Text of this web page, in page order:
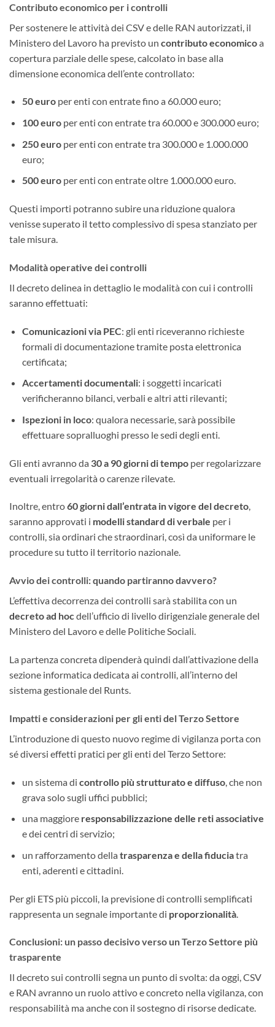
Contributo economico per i controlli
Per sostenere le attività dei CSV e delle RAN autorizzati, il
Ministero del Lavoro ha previsto un contributo economicoa
copertura parziale delle spese, calcolato in base alla
dimensione economica dell’ente controllato:
50 europer enti con entrate fino a 60.000 euro;
100 europer enti con entrate tra 60.000 e 300.000 euro;
250 europer enti con entrate tra 300.000 e 1.000.000
euro;
500 europer enti con entrate oltre 1.000.000 euro.
Questi importi potranno subire una riduzione qualora
venisse superato il tetto complessivo di spesa stanziato per
tale misura.
Modalità operative dei controlli
Il decreto delinea in dettaglio le modalità con cui i controlli
saranno effettuati:
Comunicazioni via PEC: gli enti riceveranno richieste
formali di documentazione tramite posta elettronica
certificata;
Accertamenti documentali: i soggetti incaricati
verificheranno bilanci, verbali e altri atti rilevanti;
Ispezioni in loco: qualora necessarie, sarà possibile
effettuare sopralluoghi presso le sedi degli enti.
Gli enti avranno da 30 a 90 giorni di tempo per regolarizzare
eventuali irregolarità o carenze rilevate.
Inoltre, entro60 giorni dall’entrata in vigore del decreto,
saranno approvati i modelli standard di verbale per i
controlli, sia ordinari che straordinari, così da uniformare le
procedure su tutto il territorio nazionale.
Avvio dei controlli: quando partiranno davvero?
L’effettiva decorrenza dei controlli sarà stabilita con un
decreto ad hocdell’ufficio di livello dirigenziale generale del
Ministero del Lavoro e delle Politiche Sociali.
La partenza concreta dipenderà quindi dall’attivazione della
sezione informatica dedicata ai controlli, all’interno del
sistema gestionale del Runts.
Impatti e considerazioni per gli enti del Terzo Settore
L’introduzione di questo nuovo regime di vigilanza porta con
sé diversi effetti pratici per gli enti del Terzo Settore:
un sistema di controllo più strutturato e diffuso, che non
grava solo sugli uffici pubblici;
una maggiore responsabilizzazione delle reti associative
e dei centri di servizio;
un rafforzamento della trasparenza e della fiduciatra
enti, aderenti e cittadini.
Per gli ETS più piccoli, la previsione di controlli semplificati
rappresenta un segnale importante di proporzionalità
Conclusioni: un passo decisivo verso un Terzo Settore più
trasparente
Il decreto sui controlli segna un punto di svolta: da oggi, CSV
e RAN avranno un ruolo attivo e concreto nella vigilanza, con
responsabilità ma anche con il sostegno di risorse dedicate.